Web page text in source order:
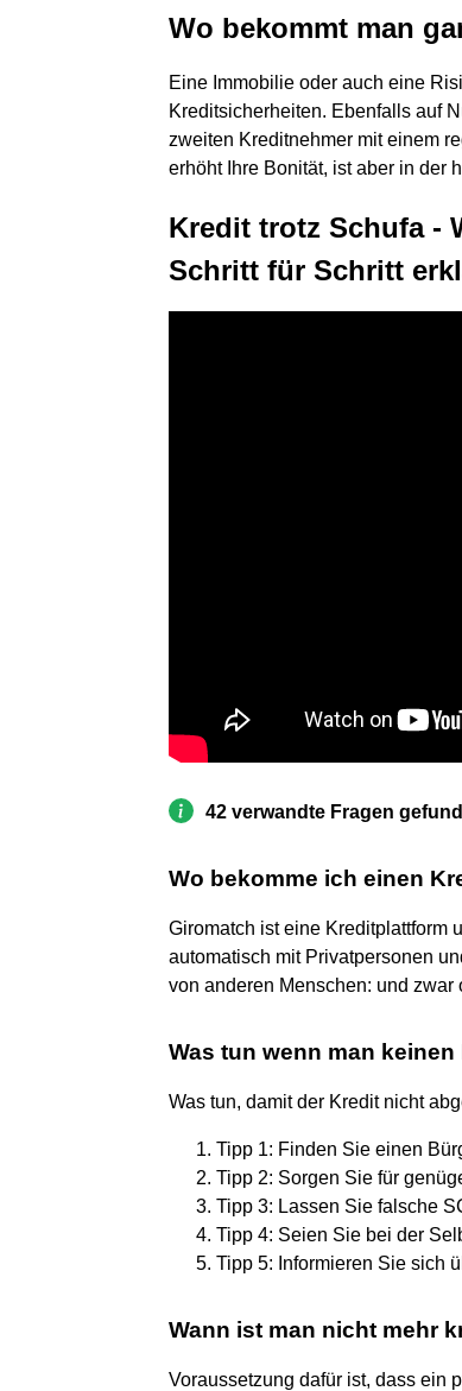
Wo bekommt man
Eine Immobilie oder auch eine
Kreditsicherheiten. Ebenfalls auf
zweiten Kreditnehmer mit einem
erhöht Ihre Bonität, ist aber in der
Kredit trotz Schufa -
Schritt für Schritt
42 verwandte Fragen
Wo bekomme ich einen
Giromatch ist eine Kreditplattform
automatisch mit Privatpersonen
von anderen Menschen: und
Was tun wenn man
Was tun, damit der Kredit nicht
Tipp 1: Finden Sie einen
Tipp 2: Sorgen Sie für
Tipp 3: Lassen Sie falsche
Tipp 4: Seien Sie bei der
Tipp 5: Informieren Sie sich
Wann ist man nicht mehr
Voraussetzung dafür ist, dass ein